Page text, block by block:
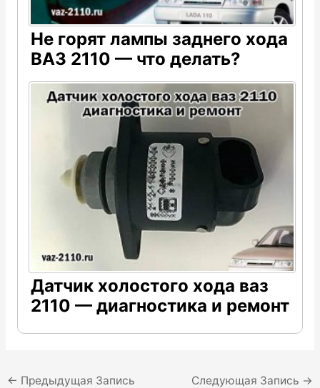
Не горят лампы заднего хода
ВАЗ 2110 — что делать?
Датчик холостого хода ваз
2110 — диагностика и ремонт
Навигация
← Предыдущая Запись Следующая Запись →